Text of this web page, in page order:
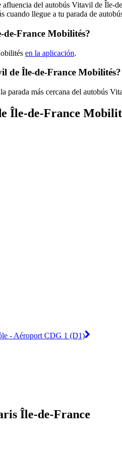
del autobús Vitavil de Île-
cuando llegue a tu parada de
de-France Mobilités?
en la aplicación.
de Île-de-France Mobilités?
parada más cercana del autobús
Île-de-France
- Aéroport CDG 1 (D1)
Île-de-France